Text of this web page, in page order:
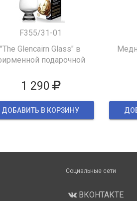
F355/31-01
"The Glencairn Glass" в
подарочной
1 290
ДОБАВИТЬ В КОРЗИНУ
Социальные сети
ВКОНТАКТЕ